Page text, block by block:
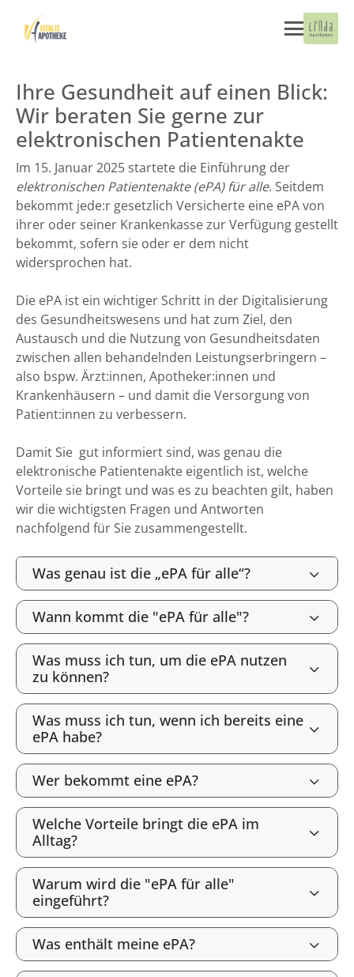
Ihre Gesundheit auf einen Blick:
Wir beraten Sie gerne zur
elektronischen Patientenakte
Im 15. Januar 2025 startete die Einführung der
elektronischen Patientenakte (ePA) für alle. Seitdem
bekommt jede:r gesetzlich Versicherte eine ePA von
ihrer oder seiner Krankenkasse zur Verfügung gestellt
bekommt, sofern sie oder er dem nicht
widersprochen hat.
Die ePA ist ein wichtiger Schritt in der Digitalisierung
des Gesundheitswesens und hat zum Ziel, den
Austausch und die Nutzung von Gesundheitsdaten
zwischen allen behandelnden Leistungserbringern –
also bspw. Ärzt:innen, Apotheker:innen und
Krankenhäusern – und damit die Versorgung von
Patient:innen zu verbessern.
Damit Sie gut informiert sind, was genau die
elektronische Patientenakte eigentlich ist, welche
Vorteile sie bringt und was es zu beachten gilt, haben
wir die wichtigsten Fragen und Antworten
nachfolgend für Sie zusammengestellt.
Was genau ist die „ePA für alle“?
Wann kommt die "ePA für alle"?
Was muss ich tun, um die ePA nutzen
zu können?
Was muss ich tun, wenn ich bereits eine
ePA habe?
Wer bekommt eine ePA?
Welche Vorteile bringt die ePA im
Alltag?
Warum wird die "ePA für alle"
eingeführt?
Was enthält meine ePA?